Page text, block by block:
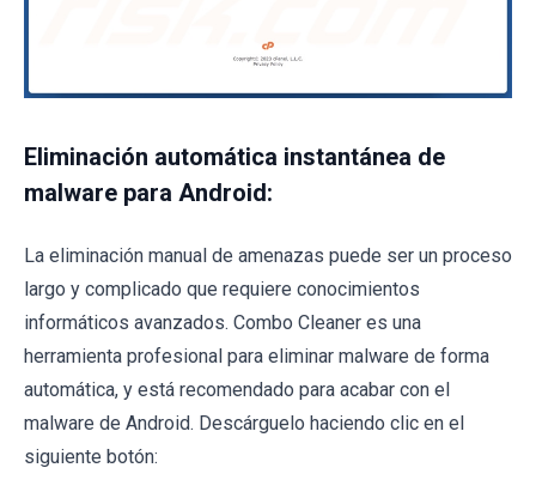
Eliminación automática instantánea de
malware para Android:
La eliminación manual de amenazas puede ser un proceso
largo y complicado que requiere conocimientos
informáticos avanzados. Combo Cleaner es una
herramienta profesional para eliminar malware de forma
automática, y está recomendado para acabar con el
malware de Android. Descárguelo haciendo clic en el
siguiente botón: